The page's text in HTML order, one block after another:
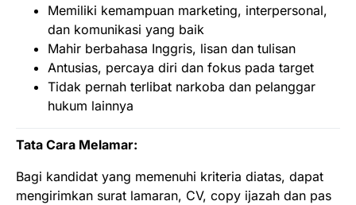
Memiliki kemampuan marketing, interpersonal,
dan komunikasi yang baik
Mahir berbahasa Inggris, lisan dan tulisan
Antusias, percaya diri dan fokus pada target
Tidak pernah terlibat narkoba dan pelanggar
hukum lainnya
Tata Cara Melamar:
Bagi kandidat yang memenuhi kriteria diatas, dapat
mengirimkan surat lamaran, CV, copy ijazah dan pas